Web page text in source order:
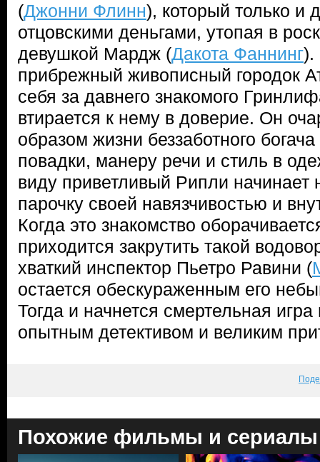
(Джонни Флинн), который только и
отцовскими деньгами, утопая в
девушкой Мардж (Дакота Фаннинг).
прибрежный живописный городок
себя за давнего знакомого
втирается к нему в доверие. Он
образом жизни беззаботного
повадки, манеру речи и стиль в
виду приветливый Рипли начинает
парочку своей навязчивостью и
Когда это знакомство
приходится закрутить такой
хваткий инспектор Пьетро Равини (
остается обескураженным его
Тогда и начнется смертельная
опытным детективом и великим
Похожие фильмы и сериалы